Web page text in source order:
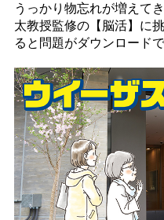
うっかり物忘れが増えて
太教授監修の【脳活】に
ると問題がダウンロードで